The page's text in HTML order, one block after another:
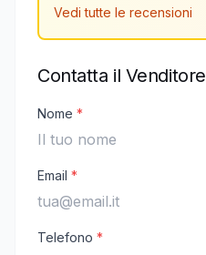
Vedi tutte le recensioni
Contatta il Venditore
Nome *
Email *
Telefono *